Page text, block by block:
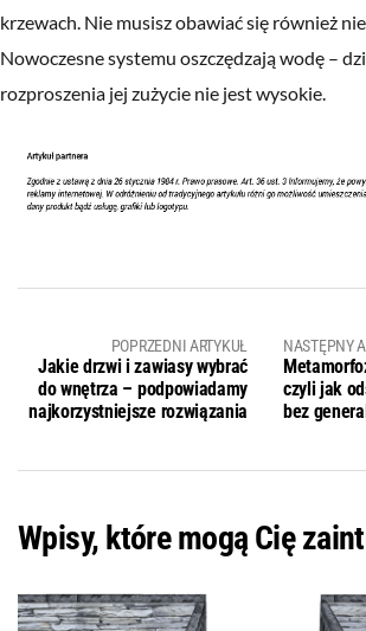
krzewach. Nie musisz obawiać się również
Nowoczesne systemu oszczędzają wodę –
rozproszenia jej zużycie nie jest wysokie.
POPRZEDNI ARTYKUŁ
Jakie drzwi i zawiasy wybrać
do wnętrza – podpowiadamy
najkorzystniejsze rozwiązania
NASTĘPNY
czyli jak
bez
Wpisy, które mogą Cię